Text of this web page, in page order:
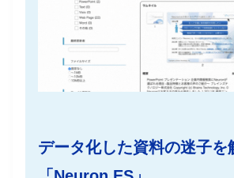
データ化した資料の迷子を